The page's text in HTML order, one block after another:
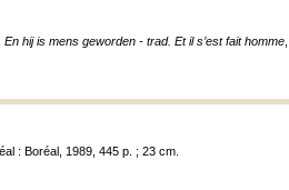
En hij is mens geworden - trad. Et il s’est fait homme
: Boréal, 1989, 445 p. ; 23 cm.